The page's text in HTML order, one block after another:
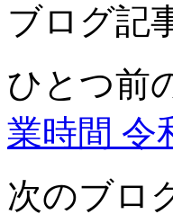
ブログ記
ひとつ前
業時間 令
次のブロ